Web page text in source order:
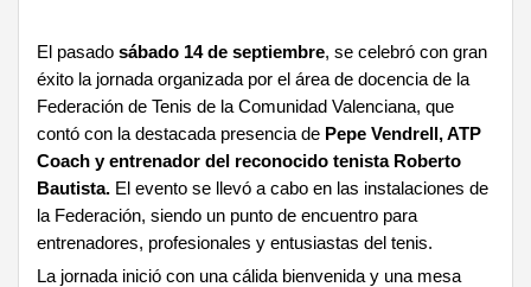
El pasado sábado 14 de septiembre, se celebró con gran
éxito la jornada organizada por el área de docencia de la
Federación de Tenis de la Comunidad Valenciana, que
contó con la destacada presencia de Pepe Vendrell, ATP
Coach y entrenador del reconocido tenista Roberto
Bautista. El evento se llevó a cabo en las instalaciones de
la Federación, siendo un punto de encuentro para
entrenadores, profesionales y entusiastas del tenis.
La jornada inició con una cálida bienvenida y una mesa